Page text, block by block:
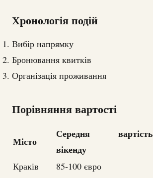
Хронологія подій
Вибір напрямку
Бронювання квитків
Організація проживання
Порівняння вартості
Місто
Середня вартість
вікенду
Краків 85-100 євро